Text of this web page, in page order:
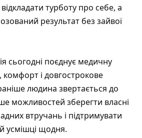
турботу про себе, а
результат без зайвої
сьогодні поєднує медичну
комфорт і довгострокове
людина звертається до
можливостей зберегти власні
втручань і підтримувати
усмішці щодня.